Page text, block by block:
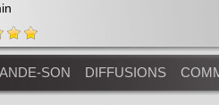
SON DIFFUSIONS